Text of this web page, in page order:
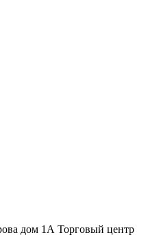
дом 1А Торговый центр